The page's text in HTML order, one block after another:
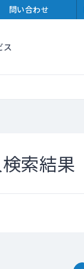
問い合わせ
ス
索結果